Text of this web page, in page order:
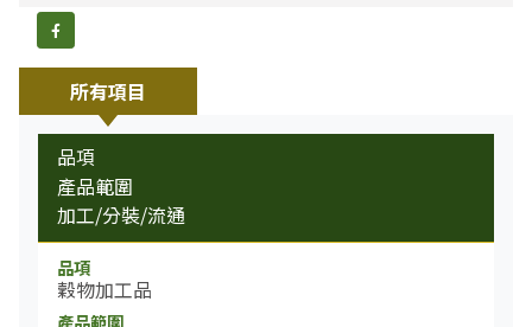
所有項目
品項
產品範圍
加工/分裝/流通
穀物加工品